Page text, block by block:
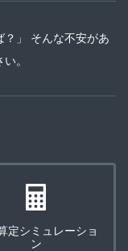
？」 そんな不安があ
。
定シミュレーショ
ン